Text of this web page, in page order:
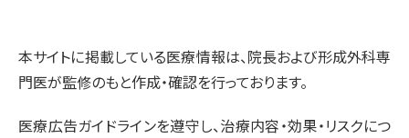
本サイトに掲載している医療情報は、院長および形成外科専
門医が監修のもと作成・確認を行っております。
医療広告ガイドラインを遵守し、治療内容・効果・リスクにつ